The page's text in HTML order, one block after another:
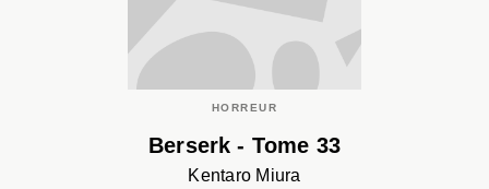
HORREUR
Berserk - Tome 33
Kentaro Miura